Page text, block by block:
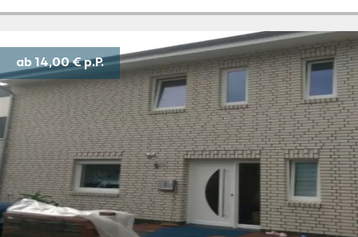
ab 14,00 €p.P.